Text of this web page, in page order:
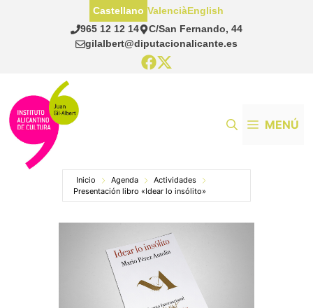
965 12 12 14
C/San Fernando, 44
gilalbert@diputacionalicante.es
Castellano ValenciàEnglish
MENÚ
Inicio Agenda
Actividades
Presentación libro «Idear lo insólito»